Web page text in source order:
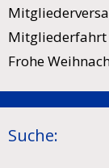
Mitgliederfahrt
Frohe
Suche: